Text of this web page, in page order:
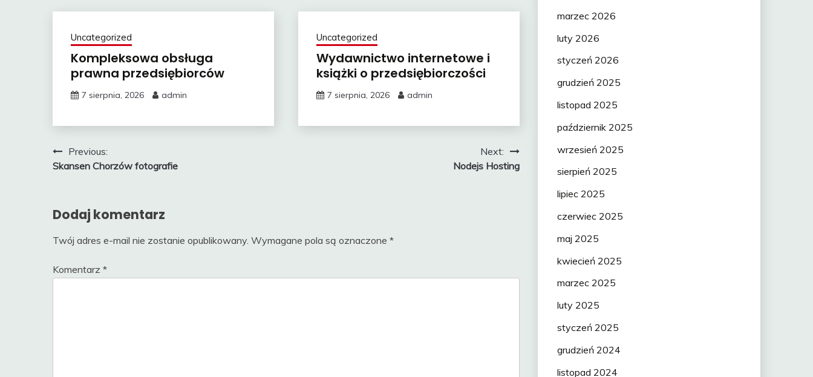
Uncategorized
Kompleksowa obsługa
prawna przedsiębiorców
7 sierpnia, 2026 admin
Uncategorized
Wydawnictwo internetowe i
książki o przedsiębiorczości
7 sierpnia, 2026 admin
Nawigacja
wpisu
Previous:
Skansen Chorzów fotografie
Next:
Nodejs Hosting
Dodaj komentarz
Twój adres e-mail nie zostanie opublikowany. Wymagane pola są oznaczone *
Komentarz *
marzec 2026
luty 2026
styczeń 2026
grudzień 2025
listopad 2025
październik 2025
wrzesień 2025
sierpień 2025
lipiec 2025
czerwiec 2025
maj 2025
kwiecień 2025
marzec 2025
luty 2025
styczeń 2025
grudzień 2024
listopad 2024